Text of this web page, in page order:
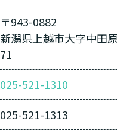
〒943-0882
新潟県上越市大字中田
71
025-521-1310
025-521-1313